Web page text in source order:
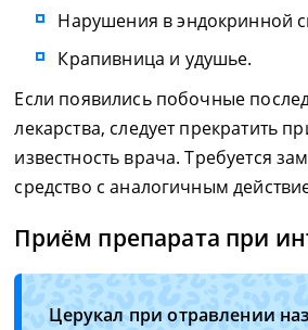
Нарушения в эндокринной
Крапивница и удушье.
Если появились побочные
лекарства, следует прекратить
известность врача. Требуется
средство с аналогичным
Приём препарата при
Церукал при отравлении